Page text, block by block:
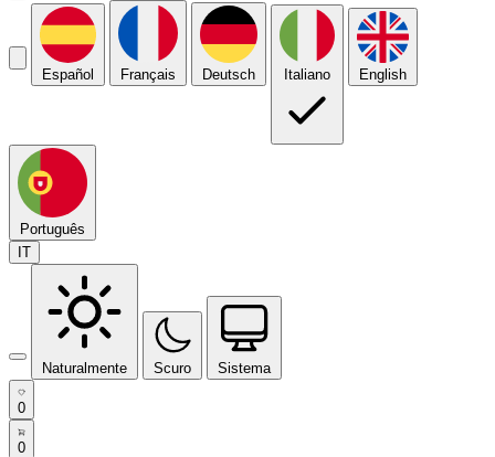
Español Français Deutsch Italiano English
Português
IT
Naturalmente Scuro Sistema
0
0